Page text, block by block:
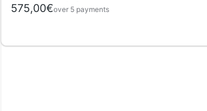
575,00€over 5 payments